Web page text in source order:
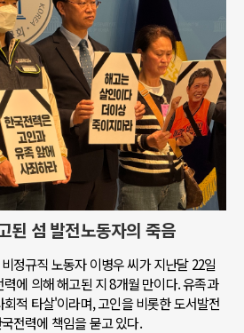
된 섬 발전노동자의 죽음
정규직 노동자 이병우 씨가 지난달 22일
에 의해 해고된 지 8개월 만이다. 유족과
적 타살'이라며, 고인을 비롯한 도서발전
전력에 책임을 묻고 있다.